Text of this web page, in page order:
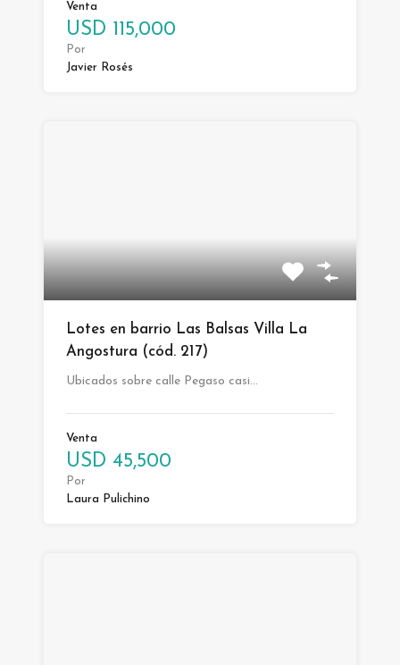
Venta
USD 115,000
Por
Javier Rosés
Lotes en barrio Las Balsas Villa La
Angostura (cód. 217)
Ubicados sobre calle Pegaso casi…
Venta
USD 45,500
Por
Laura Pulichino